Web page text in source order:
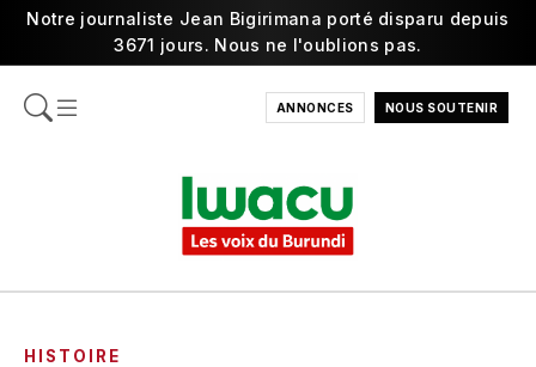
Notre journaliste Jean Bigirimana porté disparu depuis
3671 jours. Nous ne l'oublions pas.
ANNONCES NOUS SOUTENIR
HISTOIRE